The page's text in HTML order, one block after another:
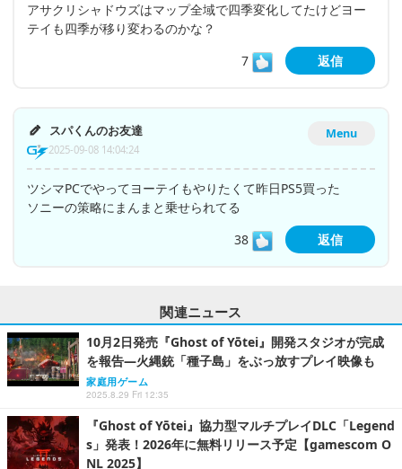
アサクリシャドウズはマップ全域で四季変化してたけどヨー
テイも四季が移り変わるのかな？
7
返信
Menu
スパくんのお友達
2025-09-08 14:04:24
ツシマPCでやってヨーテイもやりたくて昨日PS5買った
ソニーの策略にまんまと乗せられてる
38
返信
関連ニュース
10月2日発売『Ghost of Yōtei』開発スタジオが完成
を報告―火縄銃「種子島」をぶっ放すプレイ映像も
家庭用ゲーム
2025.8.29 Fri 12:35
『Ghost of Yōtei』協力型マルチプレイDLC「Legend
s」発表！2026年に無料リリース予定【gamescom O
NL 2025】